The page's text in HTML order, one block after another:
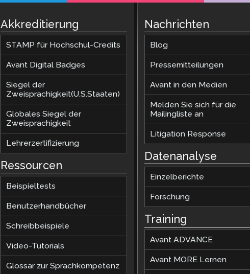
Akkreditierung
STAMP für Hochschul-Credits
Avant Digital Badges
Siegel der
Zweisprachigkeit(U.S.Staaten)
Globales Siegel der
Zweisprachigkeit
Lehrerzertifizierung
Ressourcen
Beispieltests
Benutzerhandbücher
Schreibbeispiele
Video-Tutorials
Glossar zur Sprachkompetenz
Nachrichten
Blog
Pressemitteilungen
Avant in den Medien
Melden Sie sich für die
Mailingliste an
Litigation Response
Datenanalyse
Einzelberichte
Forschung
Training
Avant ADVANCE
Avant MORE Lernen